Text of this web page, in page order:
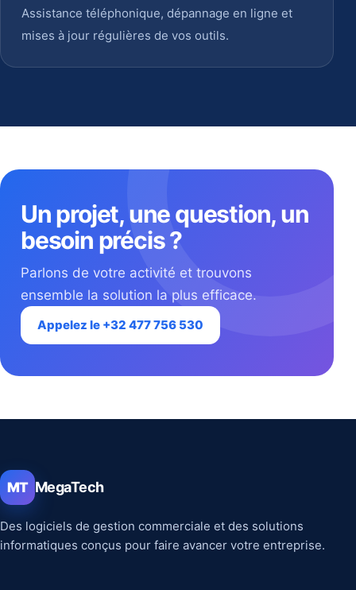
Assistance téléphonique, dépannage en ligne et
mises à jour régulières de vos outils.
Un projet, une question, un
besoin précis ?
Parlons de votre activité et trouvons
ensemble la solution la plus efficace.
Appelez le +32 477 756 530
MT MegaTech
Des logiciels de gestion commerciale et des solutions
informatiques conçus pour faire avancer votre entreprise.